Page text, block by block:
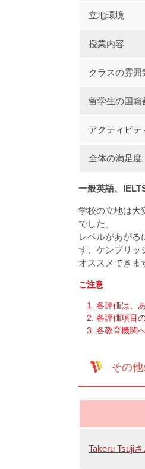
立地環境
授業内容
クラスの雰囲
留学生の国籍
アクティビテ
全体の満足度
一般英語、
学校の立地は大
でした。
レベルがあがる
す、ケンブリッ
オススメできま
ご注意
各評価は、
各評価項目
各教育機関
その
Takeru Tsuji